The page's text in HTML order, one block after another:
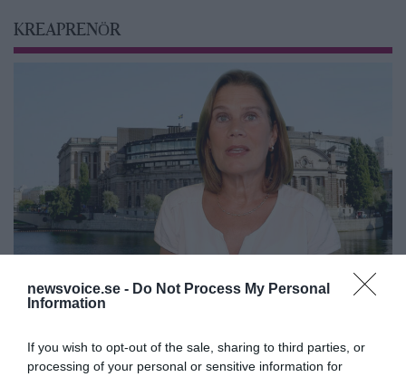
newsvoice.se - Do Not Process My Personal
Information
If you wish to opt-out of the sale, sharing to third parties, or
processing of your personal or sensitive information for
KREAPRENÖR
Tankesmedjan Kreaprenör: En
lanserad av ett parti